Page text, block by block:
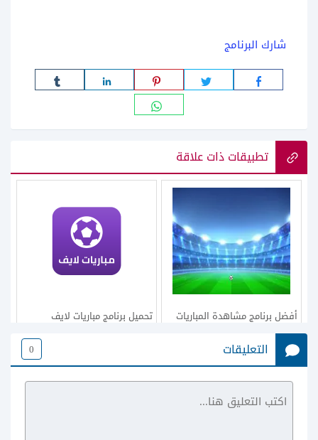
شارك البرنامج
تطبيقات ذات علاقة
أفضل برنامج مشاهدة المباريات
تقطيع
تحميل برنامج مباريات لايف
للاندرويد apk مشاهدة المباريات
التعليقات 0